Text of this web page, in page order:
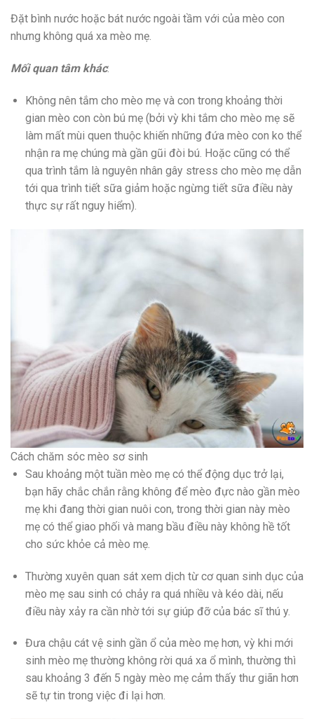
Đặt bình nước hoặc bát nước ngoài tầm với của mèo con
nhưng không quá xa mèo mẹ.
Mối quan tâm khác:
Không nên tắm cho mèo mẹ và con trong khoảng thời
gian mèo con còn bú mẹ (bởi vỳ khi tắm cho mèo mẹ sẽ
làm mất mùi quen thuộc khiến những đứa mèo con ko thể
nhận ra mẹ chúng mà gần gũi đòi bú. Hoặc cũng có thể
qua trình tắm là nguyên nhân gây stress cho mèo mẹ dẫn
tới qua trình tiết sữa giảm hoặc ngừng tiết sữa điều này
thực sự rất nguy hiểm).
Cách chăm sóc mèo sơ sinh
Sau khoảng một tuần mèo mẹ có thể động dục trở lại,
bạn hãy chắc chắn rằng không để mèo đực nào gần mèo
mẹ khi đang thời gian nuôi con, trong thời gian này mèo
mẹ có thể giao phối và mang bầu điều này không hề tốt
cho sức khỏe cả mèo mẹ.
Thường xuyên quan sát xem dịch từ cơ quan sinh dục của
mèo mẹ sau sinh có chảy ra quá nhiều và kéo dài, nếu
điều này xảy ra cần nhờ tới sự giúp đỡ của bác sĩ thú y.
Đưa chậu cát vệ sinh gần ổ của mèo mẹ hơn, vỳ khi mới
sinh mèo mẹ thường không rời quá xa ổ mình, thường thì
sau khoảng 3 đến 5 ngày mèo mẹ cảm thấy thư giãn hơn
sẽ tự tin trong việc đi lại hơn.